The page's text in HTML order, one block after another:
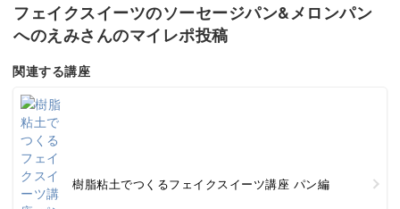
フェイクスイーツのソーセージパン&メロンパン
へのえみさんのマイレポ投稿
関連する講座
樹脂粘土でつくるフェイクスイーツ講座 パン編